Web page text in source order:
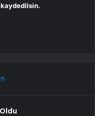
kaydedilsin.